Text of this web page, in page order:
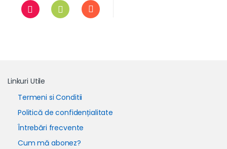
Linkuri Utile
Termeni si Conditii
Politică de confidențialitate
Întrebări frecvente
Cum mă abonez?